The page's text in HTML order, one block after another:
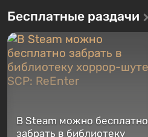
Бесплатные раздачи
В Steam можно бесплатно
забрать в библиотеку